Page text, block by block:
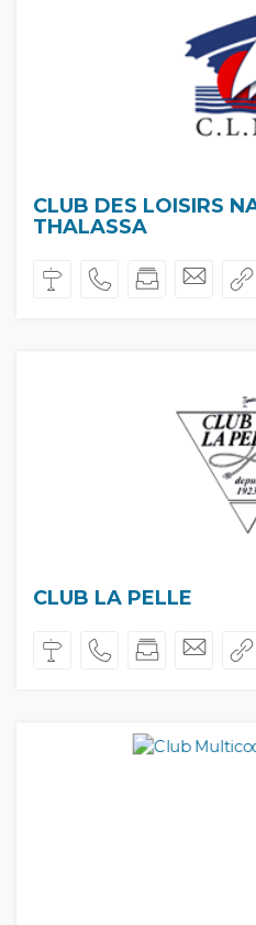
CLUB DES LOISIRS
THALASSA
CLUB LA PELLE